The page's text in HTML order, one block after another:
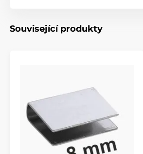
Související produkty